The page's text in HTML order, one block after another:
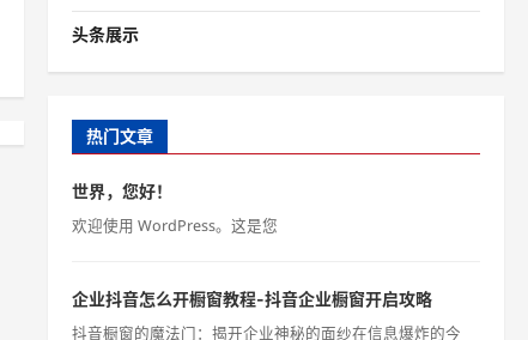
头条展示
热门文章
世界，您好！
欢迎使用 WordPress。这是您
企业抖音怎么开橱窗教程-抖音企业橱窗开启攻略
抖音橱窗的魔法门：揭开企业神秘的面纱在信息爆炸的今